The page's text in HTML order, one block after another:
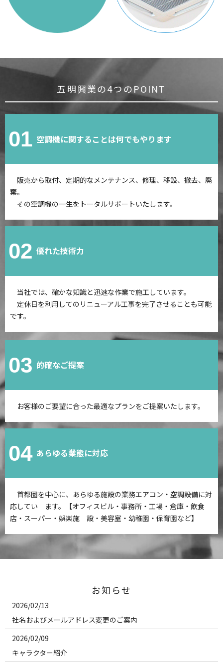
五明興業の4つのPOINT
01 空調機に関することは何でもやります
販売から取付、定期的なメンテナンス、修理、移設、撤去、廃
棄。
その空調機の一生をトータルサポートいたします。
02 優れた技術力
当社では、確かな知識と迅速な作業で施工しています。
定休日を利用してのリニューアル工事を完了させることも可能
です。
03 的確なご提案
お客様のご要望に合った最適なプランをご提案いたします。
04 あらゆる業態に対応
首都圏を中心に、あらゆる施設の業務エアコン・空調設備に対
応してい ます。【オフィスビル・事務所・工場・倉庫・飲食
店・スーパー・娯楽施 設・美容室・幼稚園・保育園など】
お知らせ
2026/02/13
社名およびメールアドレス変更のご案内
2026/02/09
キャラクター紹介